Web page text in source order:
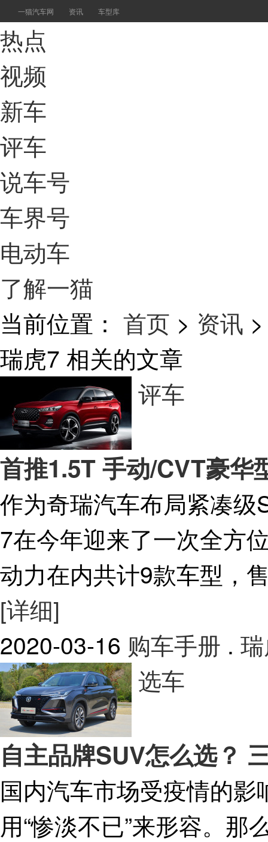
一猫汽车网 资讯 车型库
热点
视频
新车
评车
说车号
车界号
电动车
了解一猫
当前位置： 首页 > 资讯 >
瑞虎7 相关的文章
评车
首推1.5T 手动/CVT豪华
作为奇瑞汽车布局紧凑
7在今年迎来了一次全方
动力在内共计9款车型，
[详细]
2020-03-16 购车手册 .
选车
自主品牌SUV怎么选？
国内汽车市场受疫情的
用“惨淡不已”来形容。